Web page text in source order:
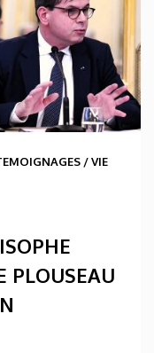
/VIE
PLOUSEAU